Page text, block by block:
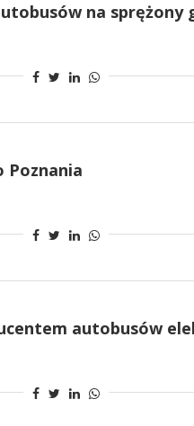
na sprężony
Poznania
autobusów